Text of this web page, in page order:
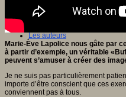
Collège
Les auteurs
Marie-Ève Lapolice nous gâte par
à partir d’exemple, un véritable
peuvent s’amuser à créer des
Je ne suis pas particulièrement
importe d’être conscient que ces
conviennent pas à tous.